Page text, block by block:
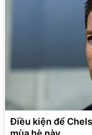
Điều kiện để